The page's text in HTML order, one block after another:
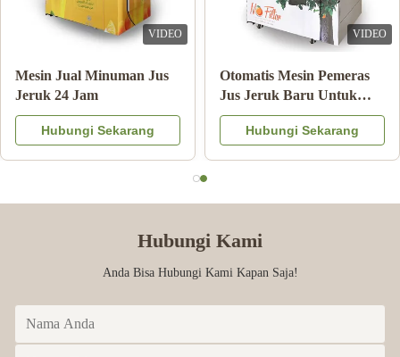
VIDEO
Double Tank Ice Slush
Machine Minuman Beku
Minuman Susu Koktail
BuahHubungi Sekarang
VIDEO
Catatan Pembayaran
Mesin Penjual Jus Jeruk
Dengan Sistem Pendingin
Hubungi Sekarang
Hubungi Kami
Anda Bisa Hubungi Kami Kapan Saja!